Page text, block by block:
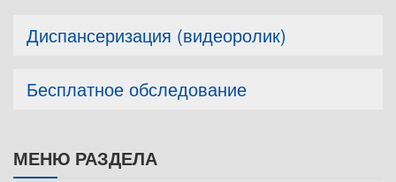
Диспансеризация (видеоролик)
Бесплатное обследование
МЕНЮ РАЗДЕЛА